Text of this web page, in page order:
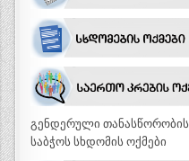
გენდერული თანასწორობის
საბჭოს სხდომის ოქმები